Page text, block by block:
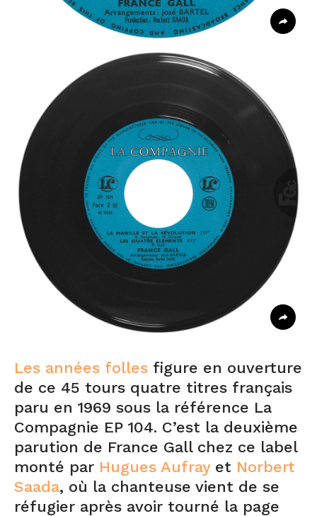
Les années folles figure en ouverture
de ce 45 tours quatre titres français
paru en 1969 sous la référence La
Compagnie EP 104. C’est la deuxième
parution de France Gall chez ce label
monté par Hugues Aufrayet Norbert
Saada, où la chanteuse vient de se
réfugier après avoir tourné la page